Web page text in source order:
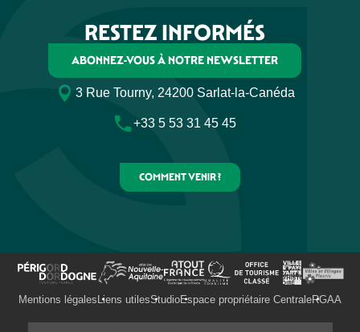
RESTEZ INFORMÉS
ABONNEZ-VOUS À NOTRE NEWSLETTER
3 Rue Tourny, 24200 Sarlat-la-Canéda
+33 5 53 31 45 45
COMMENT VENIR ?
Mentions légales Liens utilesStudioEspace propriétaire CentraleRGAA